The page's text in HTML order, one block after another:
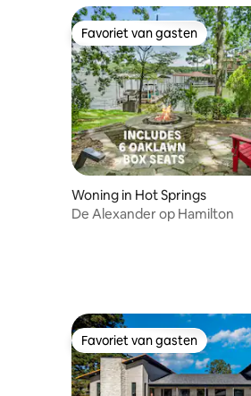
Favoriet van gasten
Favoriet van gasten
Woning in Hot Springs
De Alexander op Hamilton
Favoriet van gasten
Favoriet van gasten